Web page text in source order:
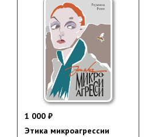
1 000 ₽
Этика микроагрессии